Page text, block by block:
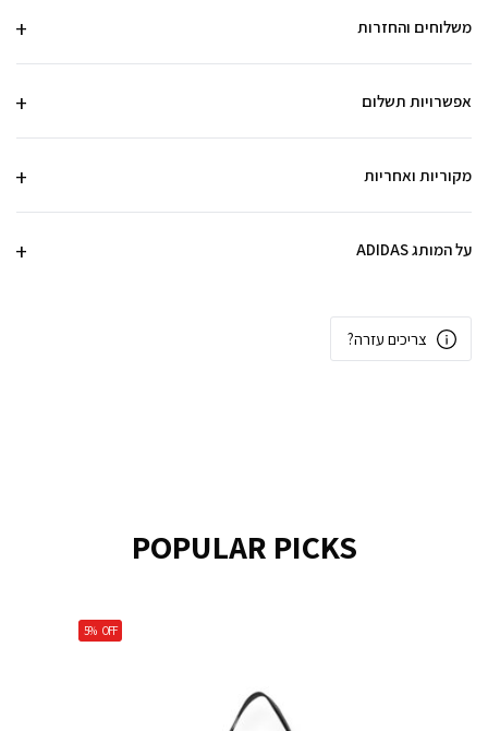
משלוחים והחזרות
אפשרויות תשלום
מקוריות ואחריות
על המותג ADIDAS
צריכים עזרה?
POPULAR PICKS
5% OFF